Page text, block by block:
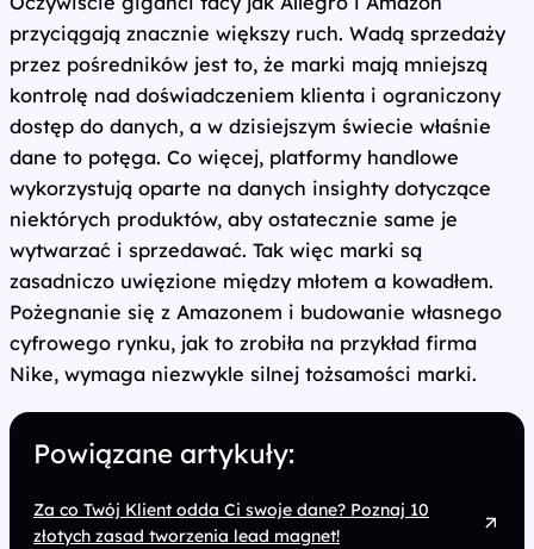
przyciągają znacznie większy ruch. Wadą sprzedaży
przez pośredników jest to, że marki mają mniejszą
kontrolę nad doświadczeniem klienta i ograniczony
dostęp do danych, a w dzisiejszym świecie właśnie
dane to potęga. Co więcej, platformy handlowe
wykorzystują oparte na danych insighty dotyczące
niektórych produktów, aby ostatecznie same je
wytwarzać i sprzedawać. Tak więc marki są
zasadniczo uwięzione między młotem a kowadłem.
Pożegnanie się z Amazonem i budowanie własnego
cyfrowego rynku, jak to zrobiła na przykład firma
Nike, wymaga niezwykle silnej tożsamości marki.
Powiązane artykuły:
Za co Twój Klient odda Ci swoje dane? Poznaj 10
złotych zasad tworzenia lead magnet!